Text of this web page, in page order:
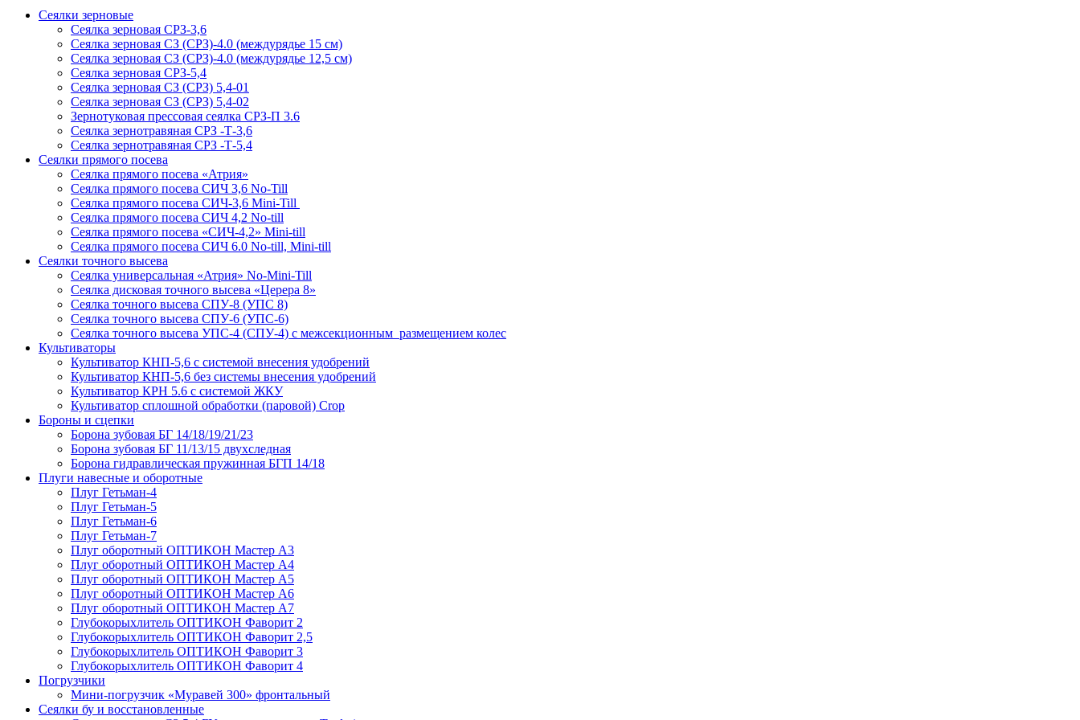
Сеялки зерновые
Сеялка зерновая СРЗ-3,6
Сеялка зерновая СЗ (СРЗ)-4.0 (междурядье 15 см)
Сеялка зерновая СЗ (СРЗ)-4.0 (междурядье 12,5 см)
Сеялка зерновая СРЗ-5,4
Сеялка зерновая СЗ (СРЗ) 5,4-01
Сеялка зерновая СЗ (СРЗ) 5,4-02
Зернотуковая прессовая сеялка СРЗ-П 3.6
Сеялка зернотравяная СРЗ -Т-3,6
Сеялка зернотравяная СРЗ -Т-5,4
Сеялки прямого посева
Сеялка прямого посева «Атрия»
Сеялка прямого посева СИЧ 3,6 No-Till
Сеялка прямого посева СИЧ-3,6 Mini-Till
Сеялка прямого посева СИЧ 4,2 No-till
Сеялка прямого посева «СИЧ-4,2» Mini-till
Сеялка прямого посева СИЧ 6.0 No-till, Mini-till
Сеялки точного высева
Сеялка универсальная «Атрия» No-Mini-Till
Сеялка дисковая точного высева «Церера 8»
Сеялка точного высева СПУ-8 (УПС 8)
Сеялка точного высева СПУ-6 (УПС-6)
Сеялка точного высева УПС-4 (СПУ-4) с межсекционным размещением колес
Культиваторы
Культиватор КНП-5,6 с системой внесения удобрений
Культиватор КНП-5,6 без системы внесения удобрений
Культиватор КРН 5.6 с системой ЖКУ
Культиватор сплошной обработки (паровой) Crop
Бороны и сцепки
Борона зубовая БГ 14/18/19/21/23
Борона зубовая БГ 11/13/15 двухследная
Борона гидравлическая пружинная БГП 14/18
Плуги навесные и оборотные
Плуг Гетьман-4
Плуг Гетьман-5
Плуг Гетьман-6
Плуг Гетьман-7
Плуг оборотный ОПТИКОН Мастер А3
Плуг оборотный ОПТИКОН Мастер А4
Плуг оборотный ОПТИКОН Мастер А5
Плуг оборотный ОПТИКОН Мастер А6
Плуг оборотный ОПТИКОН Мастер А7
Глубокорыхлитель ОПТИКОН Фаворит 2
Глубокорыхлитель ОПТИКОН Фаворит 2,5
Глубокорыхлитель ОПТИКОН Фаворит 3
Глубокорыхлитель ОПТИКОН Фаворит 4
Погрузчики
Мини-погрузчик «Муравей 300» фронтальный
Сеялки бу и восстановленные